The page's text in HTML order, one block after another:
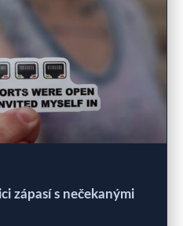
zápasí s nečekanými